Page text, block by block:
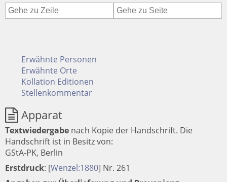
Erwähnte Personen
Erwähnte Orte
Kollation Editionen
Stellenkommentar
Apparat
Textwiedergabe nach Kopie der Handschrift. Die
Handschrift ist in Besitz von:
GStA-PK, Berlin
Erstdruck: [Wenzel:1880] Nr. 261